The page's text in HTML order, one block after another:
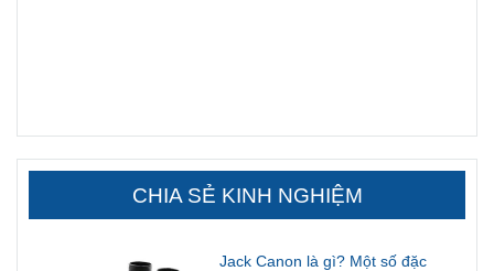
CHIA SẺ KINH NGHIỆM
Jack Canon là gì? Một số đặc